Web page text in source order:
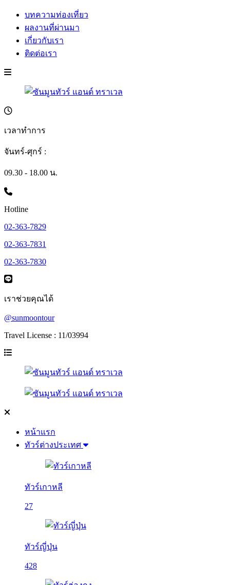
บทความท่องเที่ยว
ผลงานที่ผ่านมา
เกี่ยวกับเรา
ติดต่อเรา
เวลาทำการ
จันทร์-ศุกร์ :
09.30 - 18.00 น.
Hotline
02-363-7829
02-363-7831
02-363-7830
เราช่วยคุณได้
@sunmoontour
Travel License : 11/03994
หน้าแรก
ทัวร์ต่างประเทศ
ทัวร์เกาหลี
27
ทัวร์ญี่ปุ่น
428